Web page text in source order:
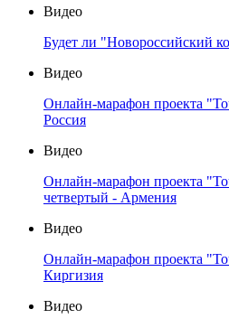
Видео
Будет ли "Новороссийский
Видео
Онлайн-марафон проекта
Россия
Видео
Онлайн-марафон проекта
четвертый - Армения
Видео
Онлайн-марафон проекта
Киргизия
Видео